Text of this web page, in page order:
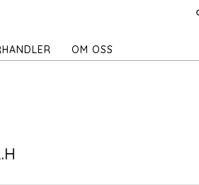
OM OSS